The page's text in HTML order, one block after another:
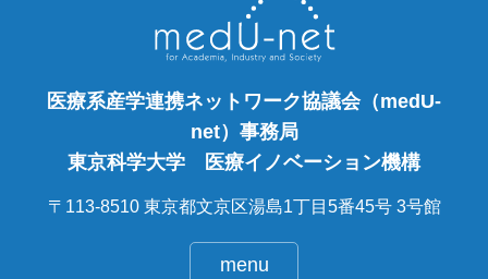
医療系産学連携ネットワーク協議会（medU-
net）事務局
東京科学大学 医療イノベーション機構
〒113-8510 東京都文京区湯島1丁目5番45号 3号館
menu